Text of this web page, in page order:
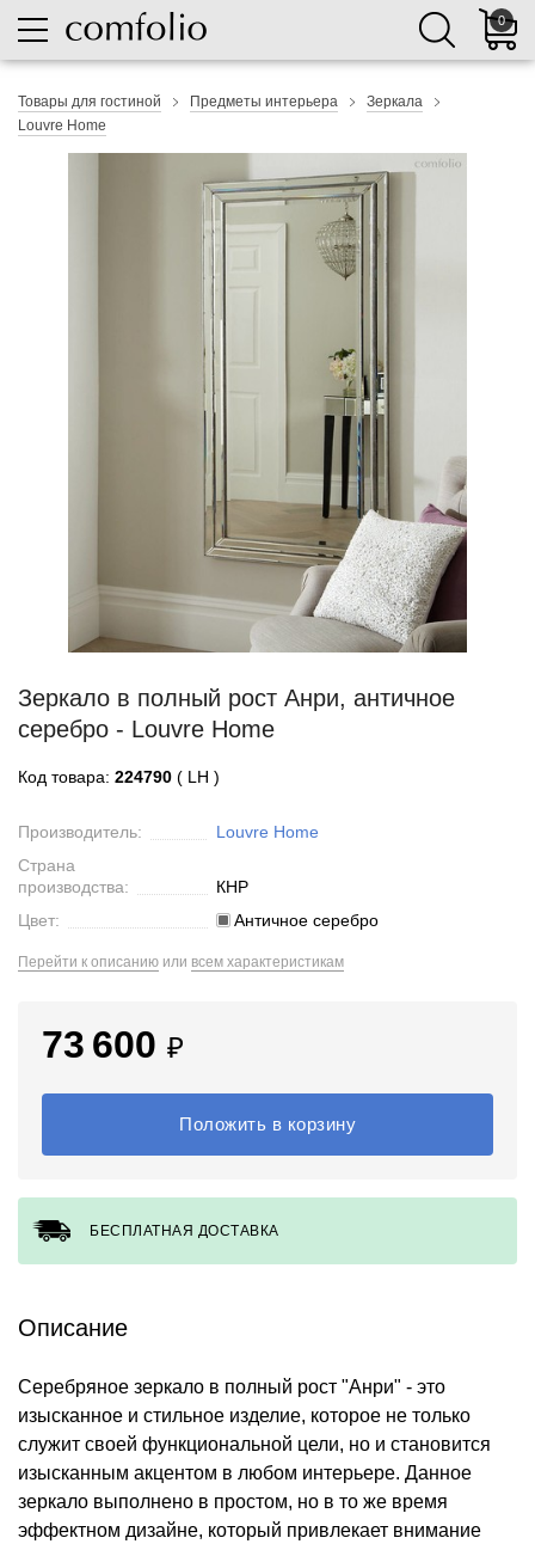
0
Товары для гостиной Предметы интерьера
Зеркала
Louvre Home
Зеркало в полный рост Анри, античное
серебро - Louvre Home
Код товара: 224790 ( LH )
Производитель:
Louvre Home
Страна
производства:
КНР
Цвет:
Античное серебро
Перейти к описанию или всем характеристикам
73 600 ₽
Положить в корзину
БЕСПЛАТНАЯ ДОСТАВКА
Описание
Серебряное зеркало в полный рост "Анри" - это
изысканное и стильное изделие, которое не только
служит своей функциональной цели, но и становится
изысканным акцентом в любом интерьере. Данное
зеркало выполнено в простом, но в то же время
эффектном дизайне, который привлекает внимание